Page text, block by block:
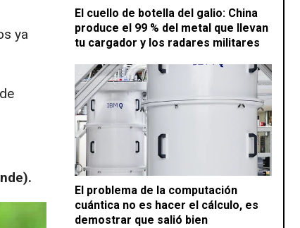
El cuello de botella del galio: China
produce el 99 % del metal que llevan
tu cargador y los radares militares
El problema de la computación
cuántica no es hacer el cálculo, es
demostrar que salió bien
ya